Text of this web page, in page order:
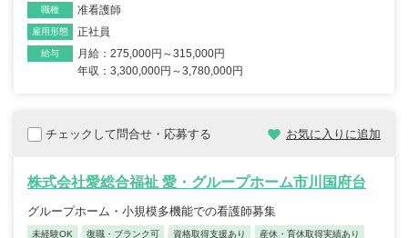
職種 准看護師
雇用形態 正社員
給与
月給：275,000円～315,000円
年収：3,300,000円～3,780,000円
チェックして問合せ・応募する お気に入りに追加
株式会社愛総合福祉 愛・グループホーム市川国府台
グループホーム・小規模多機能での看護師募集
未経験OK 復職・ブランク可 資格取得支援あり 産休・育休取得実績あり